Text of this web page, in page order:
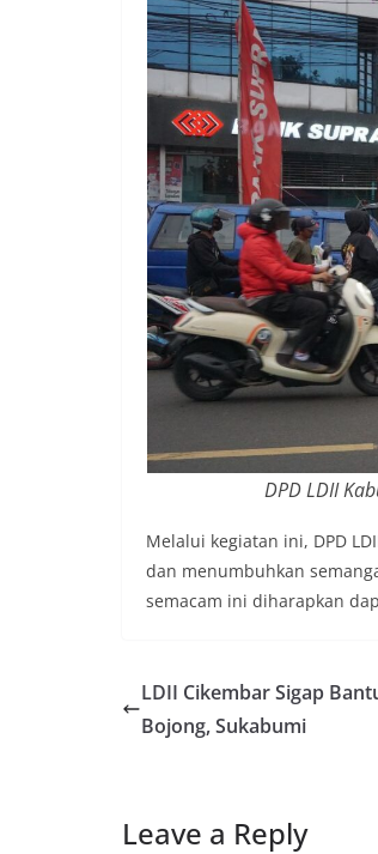
DPD LDII
Melalui kegiatan ini, DPD
dan menumbuhkan
semacam ini diharapkan
LDII Cikembar Sigap
Bojong, Sukabumi
Leave a Reply